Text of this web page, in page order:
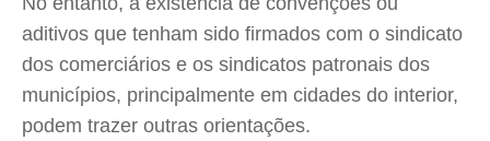
aditivos que tenham sido firmados com o sindicato
dos comerciários e os sindicatos patronais dos
municípios, principalmente em cidades do interior,
podem trazer outras orientações.